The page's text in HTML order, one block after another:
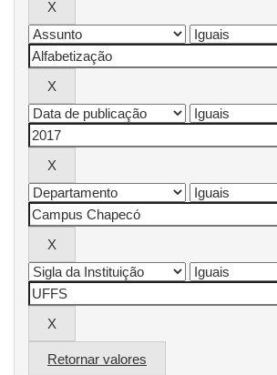
Retornar valores